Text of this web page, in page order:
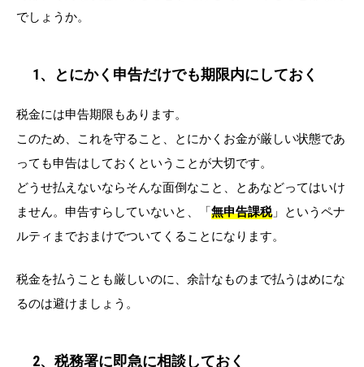
でしょうか。
1、とにかく申告だけでも期限内にしておく
税金には申告期限もあります。
このため、これを守ること、とにかくお金が厳しい状態であ
っても申告はしておくということが大切です。
どうせ払えないならそんな面倒なこと、とあなどってはいけ
ません。申告すらしていないと、「無申告課税」というペナ
ルティまでおまけでついてくることになります。
税金を払うことも厳しいのに、余計なものまで払うはめにな
るのは避けましょう。
2、税務署に即急に相談しておく